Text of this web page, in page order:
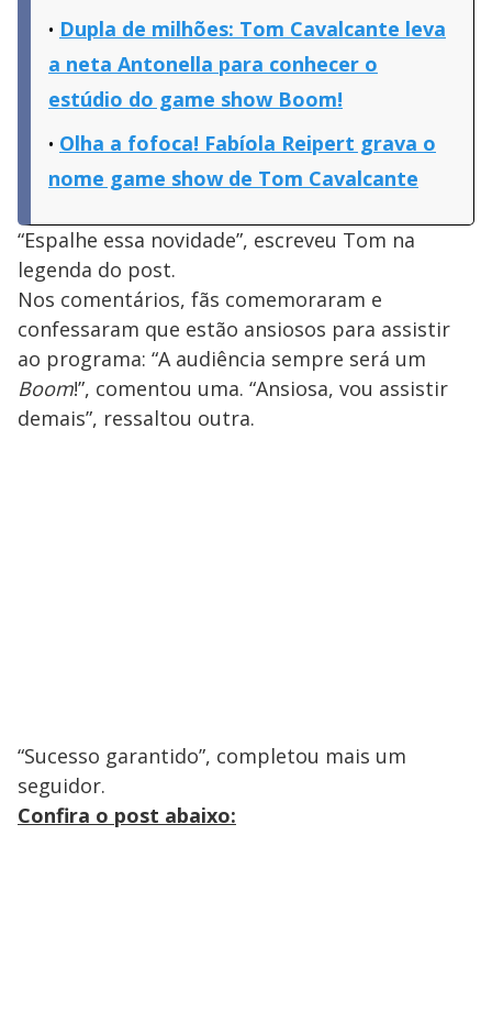
Dupla de milhões: Tom Cavalcante leva
a neta Antonella para conhecer o
estúdio do game show Boom!
Olha a fofoca! Fabíola Reipert grava o
nome game show de Tom Cavalcante
“Espalhe essa novidade”, escreveu Tom na
legenda do post.
Nos comentários, fãs comemoraram e
confessaram que estão ansiosos para assistir
ao programa: “A audiência sempre será um
Boom!”, comentou uma. “Ansiosa, vou assistir
demais”, ressaltou outra.
“Sucesso garantido”, completou mais um
seguidor.
Confira o post abaixo: